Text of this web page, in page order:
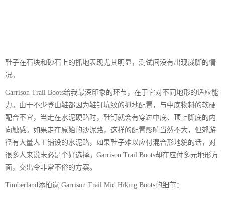
鞋子在石块和砂石上的抓地表现尤其明显，测试间没有出现崴脚的情
况。
Garrison Trail Boots给我最深印象的环节，在于它对不同地形的适应能
力。由于不少登山鞋都因为鞋钉坑纹的抓地配置，与中底物料的软硬
配合不宜，当走在水泥硬路时，鞋钉就会有穿过中底、顶上脚底的内
向触感。如果走在原始的沙泥路，这样的配置影响当然不大，但郊游
径有大量人工铺设的水泥路，如果鞋子难以应付混合形地貌的话，对
很多人来说未必是个好选择。Garrison Trail Boots却在应付多元地形方
面，交出令非常不俗的方案。
Timberland添柏岚 Garrison Trail Mid Hiking Boots的细节：